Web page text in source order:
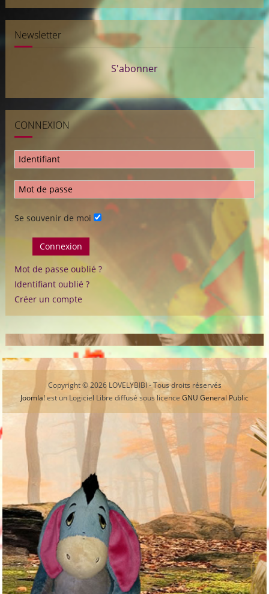
Newsletter
S'abonner
CONNEXION
Se souvenir de moi
Connexion
Mot de passe oublié ?
Identifiant oublié ?
Créer un compte
Copyright © 2026 LOVELYBIBI - Tous droits réservés
Joomla!est un Logiciel Libre diffusé sous licence GNU General Public